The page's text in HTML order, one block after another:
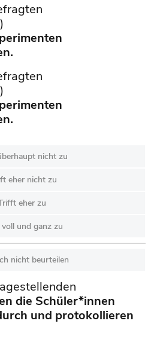
nicht zu
eher nicht zu
eher zu
und ganz zu
nicht beurteilen
die Schüler*innen
und protokollieren